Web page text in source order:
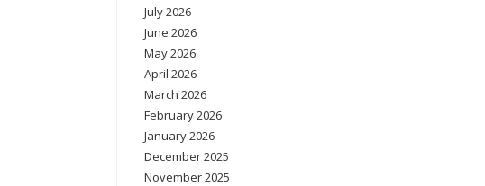
July 2026
June 2026
May 2026
April 2026
March 2026
February 2026
January 2026
December 2025
November 2025